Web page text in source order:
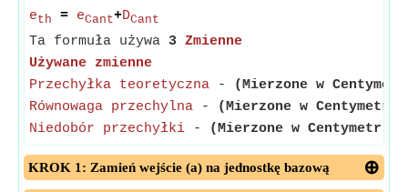
eth = eCant+DCant
Ta formuła używa 3 Zmienne
Używane zmienne
Przechyłka teoretyczna -
(Mierzone w
Równowaga przechylna - (Mierzone w Centymetr)
Niedobór przechyłki - (Mierzone w Centymetr)
KROK 1: Zamień wejście (a) na jednostkę bazową